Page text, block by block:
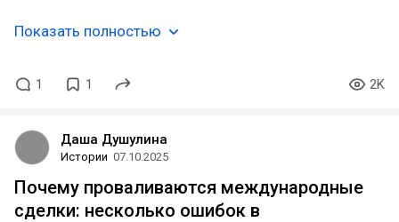
Показать полностью
1 1 2K
Даша Душулина
Истории 07.10.2025
Почему проваливаются международные
сделки: несколько ошибок в